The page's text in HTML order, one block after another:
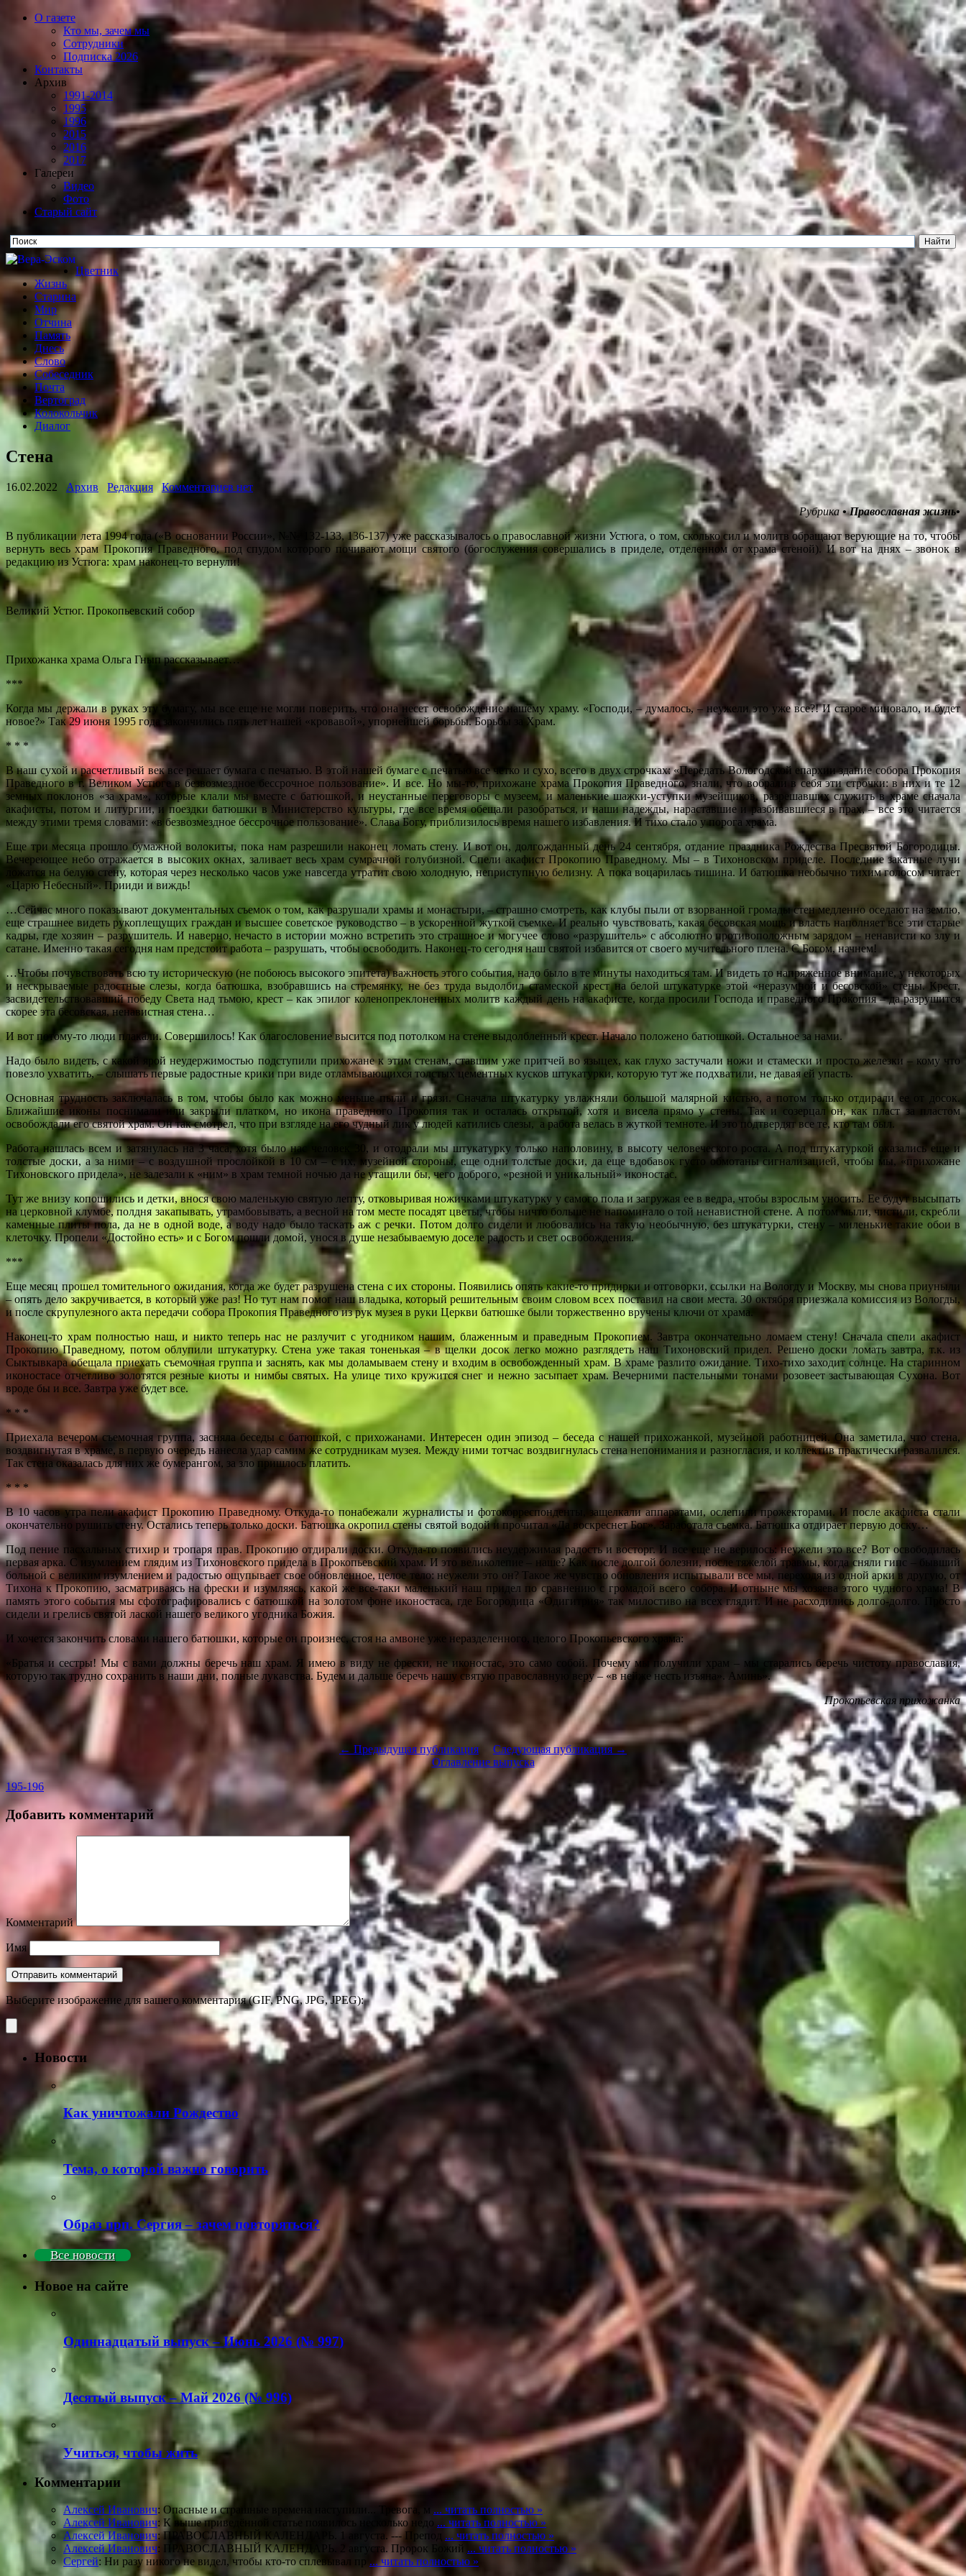
О газете
Кто мы, зачем мы
Сотрудники
Подписка 2026
Контакты
Архив
1991-2014
1995
1996
2015
2016
2017
Галереи
Видео
Фото
Старый сайт
Цветник
Жизнь
Старина
Мир
Отчина
Память
Днесь
Слово
Собеседник
Почта
Вертоград
Колокольчик
Диалог
Стена
16.02.2022 Архив Редакция
Комментариев нет
Рубрика • Православная жизнь•
В публикации лета 1994 года («В основании России», №№ 132-133, 136-137) уже рассказывалось о православной жизни Устюга, о том, сколько сил и молитв обращают верующие на то, чтобы
вернуть весь храм Прокопия Праведного, под спудом которого почивают мощи святого (богослужения совершались в приделе, отделенном от храма стеной). И вот на днях – звонок в
редакцию из Устюга: храм наконец-то вернули!
Великий Устюг. Прокопьевский собор
Прихожанка храма Ольга Гнып рассказывает…
***
Когда мы держали в руках эту бумагу, мы все еще не могли поверить, что она несет освобождение нашему храму. «Господи, – думалось, – неужели это уже все?! И старое миновало, и будет
новое?» Так 29 июня 1995 года закончились пять лет нашей «кровавой», упорнейшей борьбы. Борьбы за Храм.
* * *
В наш сухой и расчетливый век все решает бумага с печатью. В этой нашей бумаге с печатью все четко и сухо, всего в двух строчках: «Передать Вологодской епархии здание собора Прокопия
Праведного в г. Великом Устюге в безвозмездное бессрочное пользование». И все. Но мы-то, прихожане храма Прокопия Праведного, знали, что вобрали в себя эти строчки: в них и те 12
земных поклонов «за храм», которые клали мы вместе с батюшкой, и неустанные переговоры с музеем, и маленькие шажки-уступки музейщиков, разрешавших служить в храме сначала
акафисты, потом и литургии, и поездки батюшки в Министерство культуры, где все время обещали разобраться, и наши надежды, нараставшие и разбивавшиеся в прах, – все это читается
между этими тремя словами: «в безвозмездное бессрочное пользование». Слава Богу, приблизилось время нашего избавления. И тихо стало у порога храма.
Еще три месяца прошло бумажной волокиты, пока нам разрешили наконец ломать стену. И вот он, долгожданный день 24 сентября, отдание праздника Рождества Пресвятой Богородицы.
Вечереющее небо отражается в высоких окнах, заливает весь храм сумрачной голубизной. Спели акафист Прокопию Праведному. Мы – в Тихоновском приделе. Последние закатные лучи
ложатся на белую стену, которая через несколько часов уже навсегда утратит свою холодную, неприступную белизну. А пока воцарилась тишина. И батюшка необычно тихим голосом читает
«Царю Небесный». Прииди и виждь!
…Сейчас много показывают документальных съемок о том, как разрушали храмы и монастыри, – страшно смотреть, как клубы пыли от взорванной громады стен медленно оседают на землю,
еще страшнее видеть рукоплещущих граждан и высшее советское руководство – в ускоренной жуткой съемке. И реально чувствовать, какая бесовская мощь и власть наполняет все эти старые
кадры, где хозяин – разрушитель. И наверно, нечасто в истории можно встретить это страшное и могучее слово «разрушитель» с абсолютно противоположным зарядом – ненависти ко злу и
сатане. Именно такая сегодня нам предстоит работа – разрушать, чтобы освободить. Наконец-то сегодня наш святой избавится от своего мучительного плена. С Богом, начнем!
…Чтобы почувствовать всю ту историческую (не побоюсь высокого эпитета) важность этого события, надо было в те минуты находиться там. И видеть то напряженное внимание, у некоторых
и нескрываемые радостные слезы, когда батюшка, взобравшись на стремянку, не без труда выдолбил стамеской крест на белой штукатурке этой «неразумной и бесовской» стены. Крест,
засвидетельствовавший победу Света над тьмою, крест – как эпилог коленопреклоненных молитв каждый день на акафисте, когда просили Господа и праведного Прокопия – да разрушится
скорее эта бесовская, ненавистная стена…
И вот потому-то люди плакали. Совершилось! Как благословение высится под потолком на стене выдолбленный крест. Начало положено батюшкой. Остальное за нами.
Надо было видеть, с какой ярой неудержимостью подступили прихожане к этим стенам, ставшим уже притчей во языцех, как глухо застучали ножи и стамески и просто железки – кому что
повезло ухватить, – слышать первые радостные крики при виде отламывающихся толстых цементных кусков штукатурки, которую тут же подхватили, не давая ей упасть.
Основная трудность заключалась в том, чтобы было как можно меньше пыли и грязи. Сначала штукатурку увлажняли большой малярной кистью, а потом только отдирали ее от досок.
Ближайшие иконы поснимали или закрыли платком, но икона праведного Прокопия так и осталась открытой, хотя и висела прямо у стены. Так и созерцал он, как пласт за пластом
освобождали его святой храм. Он так смотрел, что при взгляде на его чудный лик у людей катились слезы, а работа велась в жуткой темноте. И это подтвердят все те, кто там был.
Работа нашлась всем и затянулась на 3 часа, хотя было нас человек 30, и отодрали мы штукатурку только наполовину, в высоту человеческого роста. А под штукатуркой оказались еще и
толстые доски, а за ними – с воздушной прослойкой в 10 см – с их, музейной стороны, еще одни толстые доски, да еще вдобавок густо обмотаны сигнализацией, чтобы мы, «прихожане
Тихоновского придела», не залезали к «ним» в храм темной ночью да не утащили бы, чего доброго, «резной и уникальный» иконостас.
Тут же внизу копошились и детки, внося свою маленькую святую лепту, отковыривая ножичками штукатурку у самого пола и загружая ее в ведра, чтобы взрослым уносить. Ее будут высыпать
на церковной клумбе, полдня закапывать, утрамбовывать, а весной на том месте посадят цветы, чтобы ничто больше не напоминало о той ненавистной стене. А потом мыли, чистили, скребли
каменные плиты пола, да не в одной воде, а воду надо было таскать аж с речки. Потом долго сидели и любовались на такую необычную, без штукатурки, стену – миленькие такие обои в
клеточку. Пропели «Достойно есть» и с Богом пошли домой, унося в душе незабываемую доселе радость и свет освобождения.
***
Еще месяц прошел томительного ожидания, когда же будет разрушена стена с их стороны. Появились опять какие-то придирки и отговорки, ссылки на Вологду и Москву, мы снова приуныли
– опять дело закручивается, в который уже раз! Но тут нам помог наш владыка, который решительным своим словом всех поставил на свои места. 30 октября приезжала комиссия из Вологды,
и после скрупулезного акта передачи собора Прокопия Праведного из рук музея в руки Церкви батюшке были торжественно вручены ключи от храма.
Наконец-то храм полностью наш, и никто теперь нас не разлучит с угодником нашим, блаженным и праведным Прокопием. Завтра окончательно ломаем стену! Сначала спели акафист
Прокопию Праведному, потом облупили штукатурку. Стена уже такая тоненькая – в щелки досок легко можно разглядеть наш Тихоновский придел. Решено доски ломать завтра, т.к. из
Сыктывкара обещала приехать съемочная группа и заснять, как мы доламываем стену и входим в освобожденный храм. В храме разлито ожидание. Тихо-тихо заходит солнце. На старинном
иконостасе отчетливо золотятся резные киоты и нимбы святых. На улице тихо кружится снег и нежно засыпает храм. Вечерними пастельными тонами розовеет застывающая Сухона. Вот
вроде бы и все. Завтра уже будет все.
* * *
Приехала вечером съемочная группа, засняла беседы с батюшкой, с прихожанами. Интересен один эпизод – беседа с нашей прихожанкой, музейной работницей. Она заметила, что стена,
воздвигнутая в храме, в первую очередь нанесла удар самим же сотрудникам музея. Между ними тотчас воздвигнулась стена непонимания и разногласия, и коллектив практически развалился.
Так стена оказалась для них же бумерангом, за зло пришлось платить.
* * *
В 10 часов утра пели акафист Прокопию Праведному. Откуда-то понабежали журналисты и фотокорреспонденты, защелкали аппаратами, ослепили прожекторами. И после акафиста стали
окончательно рушить стену. Остались теперь только доски. Батюшка окропил стены святой водой и прочитал «Да воскреснет Бог». Заработала съемка. Батюшка отдирает первую доску…
Под пение пасхальных стихир и тропаря прав. Прокопию отдирали доски. Откуда-то появились неудержимая радость и восторг. И все еще не верилось: неужели это все? Вот освободилась
первая арка. С изумлением глядим из Тихоновского придела в Прокопьевский храм. И это великолепие – наше? Как после долгой болезни, после тяжелой травмы, когда сняли гипс – бывший
больной с великим изумлением и радостью ощупывает свое обновленное, целое тело: неужели это он? Такое же чувство обновления испытывали все мы, переходя из одной арки в другую, от
Тихона к Прокопию, засматриваясь на фрески и изумляясь, какой же все-таки маленький наш придел по сравнению с громадой всего собора. И отныне мы хозяева этого чудного храма! В
память этого события мы сфотографировались с батюшкой на золотом фоне иконостаса, где Богородица «Одигитрия» так милостиво на всех глядит. И не расходились долго-долго. Просто
сидели и грелись святой лаской нашего великого угодника Божия.
И хочется закончить словами нашего батюшки, которые он произнес, стоя на амвоне уже неразделенного, целого Прокопьевского храма:
«Братья и сестры! Мы с вами должны беречь наш храм. Я имею в виду не фрески, не иконостас, это само собой. Почему мы получили храм – мы старались беречь чистоту православия,
которую так трудно сохранить в наши дни, полные лукавства. Будем и дальше беречь нашу святую православную веру – «в нейже несть изъяна». Аминь».
Прокопьевская прихожанка
← Предыдущая публикация
Следующая публикация →
Оглавление выпуска
195-196
Добавить комментарий
Комментарий
Имя
Выберите изображение для вашего комментария (GIF, PNG, JPG, JPEG):
Новости
Как уничтожали Рождество
Тема, о которой важно говорить
Образ прп. Сергия – зачем повторяться?
Все новости
Новое на сайте
Одиннадцатый выпуск – Июнь 2026 (№ 997)
Деcятый выпуск – Май 2026 (№ 996)
Учиться, чтобы жить
Комментарии
Алексей Иванович: Опасные и страшные времена наступили... Тревога, м ... читать полностью »
Алексей Иванович: К выше приведённой статье появилось несколько недо ... читать полностью »
Алексей Иванович: ПРАВОСЛАВНЫЙ КАЛЕНДАРЬ. 1 августа. --- Препод ... читать полностью »
Алексей Иванович: ПРАВОСЛАВНЫЙ КАЛЕНДАРЬ. 2 августа. Пророк Божий ... читать полностью »
Сергей: Ни разу никого не видел, чтобы кто-то сплевывал пр ... читать полностью »